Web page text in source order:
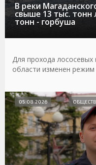
В реки
свыше 13 тыс. тонн
тонн - горбуша
Для прохода
области изменен
05.08.2026